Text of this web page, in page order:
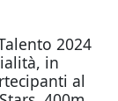
2024
in
al